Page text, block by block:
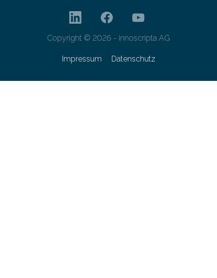
Copyright © 2026 - innoscripta AG
Impressum Datenschutz